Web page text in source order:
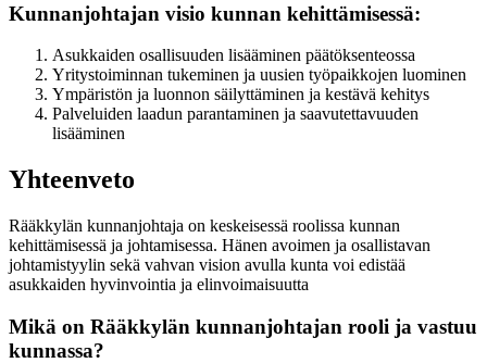
Kunnanjohtajan visio kunnan kehittämisessä:
Asukkaiden osallisuuden lisääminen päätöksenteossa
Yritystoiminnan tukeminen ja uusien työpaikkojen luominen
Ympäristön ja luonnon säilyttäminen ja kestävä kehitys
Palveluiden laadun parantaminen ja saavutettavuuden
lisääminen
Yhteenveto
Rääkkylän kunnanjohtaja on keskeisessä roolissa kunnan
kehittämisessä ja johtamisessa. Hänen avoimen ja osallistavan
johtamistyylin sekä vahvan vision avulla kunta voi edistää
asukkaiden hyvinvointia ja elinvoimaisuutta
Mikä on Rääkkylän kunnanjohtajan rooli ja vastuu
kunnassa?